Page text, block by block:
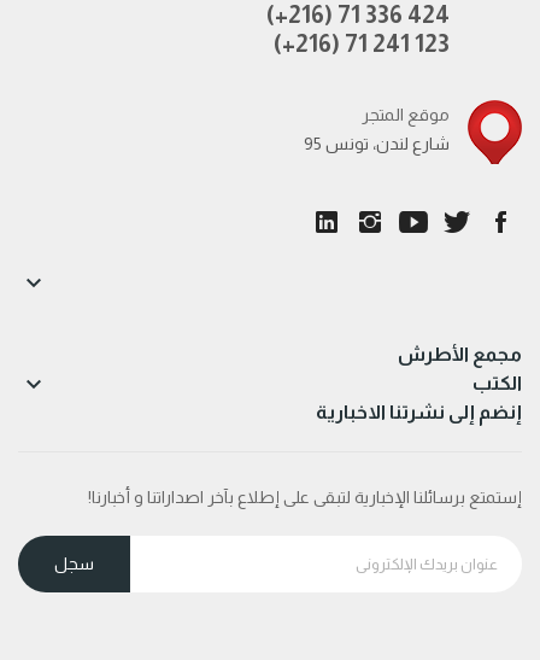
(+216) 71 336 424
(+216) 71 241 123
موقع المتجر
95 شارع لندن، تونس
مجمع الأطرش

الكتب 
إنضم إلى نشرتنا الاخبارية
إستمتع برسائلنا الإخبارية لتبقى على إطلاع بآخر اصداراتنا و أخبارنا!